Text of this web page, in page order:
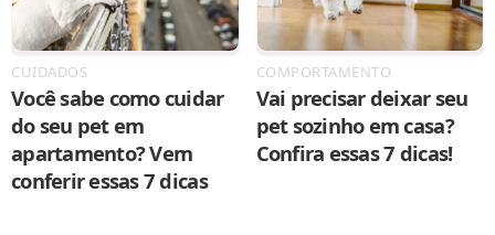
CUIDADOS
Você sabe como cuidar
do seu pet em
apartamento? Vem
conferir essas 7 dicas
COMPORTAMENTO
Vai precisar deixar seu
pet sozinho em casa?
Confira essas 7 dicas!